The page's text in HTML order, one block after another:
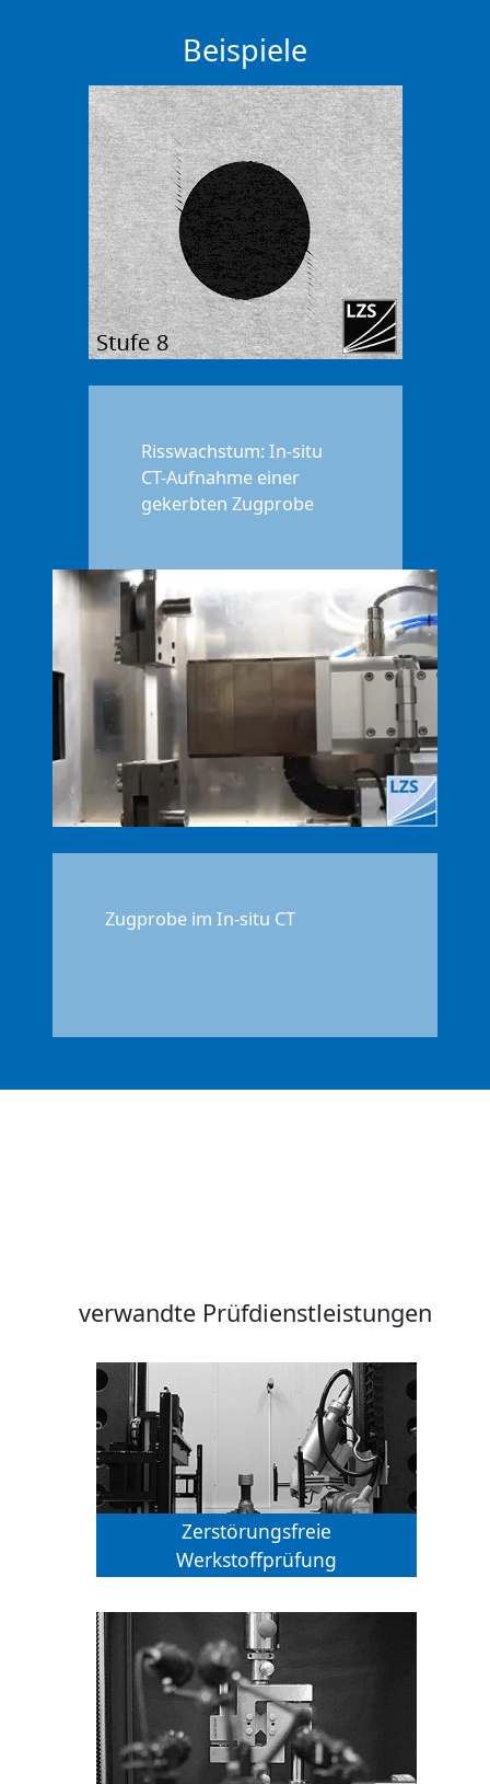
Beispiele
Risswachstum: In-situ
CT-Aufnahme einer
gekerbten Zugprobe
Zugprobe im In-situ CT
verwandte Prüfdienstleistungen
Zerstörungsfreie
Werkstoffprüfung